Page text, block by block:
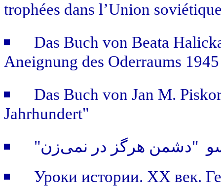
trophées dans l’Union
Das Buch von Beata
Aneignung des Oderraums
Das Buch von Jan M.
Jahrhundert"
"دشمن هرگز در نمی‌زن
Уроки истории. ХХ век.